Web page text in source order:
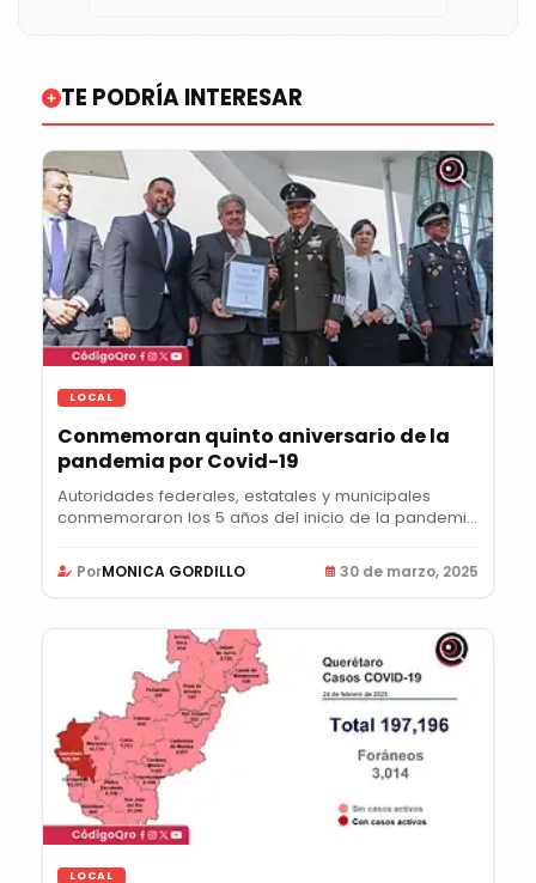
TE PODRÍA INTERESAR
LOCAL
Conmemoran quinto aniversario de la
pandemia por Covid-19
Autoridades federales, estatales y municipales
conmemoraron los 5 años del inicio de la pandemia
PorMONICA GORDILLO 30 de marzo, 2025
LOCAL